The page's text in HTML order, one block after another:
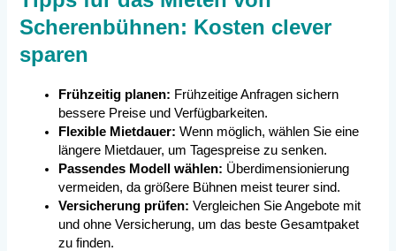
Scherenbühnen: Kosten clever
sparen
Frühzeitig planen: Frühzeitige Anfragen sichern
bessere Preise und Verfügbarkeiten.
Flexible Mietdauer: Wenn möglich, wählen Sie eine
längere Mietdauer, um Tagespreise zu senken.
Passendes Modell wählen: Überdimensionierung
vermeiden, da größere Bühnen meist teurer sind.
Versicherung prüfen: Vergleichen Sie Angebote mit
und ohne Versicherung, um das beste Gesamtpaket
zu finden.